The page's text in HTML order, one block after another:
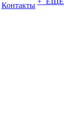
Контакты